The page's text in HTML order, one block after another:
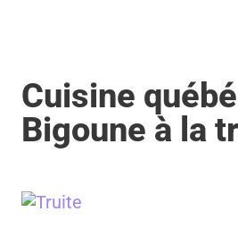
Cuisine
Bigoune à la